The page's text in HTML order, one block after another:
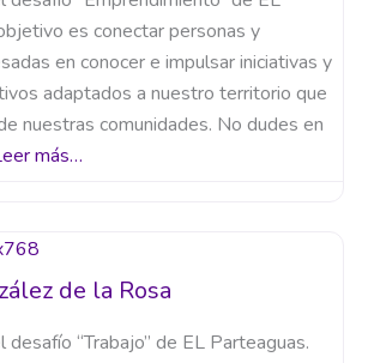
es conectar personas y
en conocer e impulsar iniciativas y
adaptados a nuestro territorio que
nuestras comunidades. No dudes en
más…
de la Rosa
“Trabajo” de EL Parteaguas.